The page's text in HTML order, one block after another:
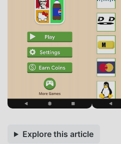
Explore this article